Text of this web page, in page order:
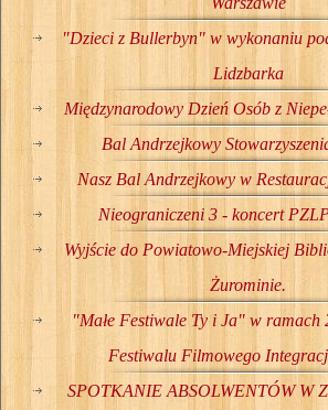
"Dzieci z Bullerbyn" w wykonaniu
Lidzbarka
Międzynarodowy Dzień Osób z
Bal Andrzejkowy
Nasz Bal Andrzejkowy w
Nieograniczeni 3 - koncert
Wyjście do Powiatowo-Miejskiej
Żurominie.
"Małe Festiwale Ty i Ja" w ramach
Festiwalu Filmowego
SPOTKANIE ABSOLWENTÓW W